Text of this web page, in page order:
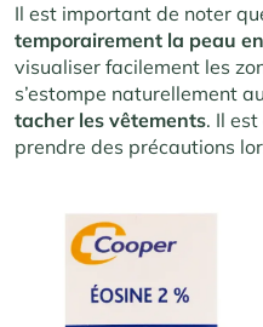
Il est important de noter
temporairement la peau
visualiser facilement les
s’estompe naturellement
tacher les vêtements. Il
prendre des précautions